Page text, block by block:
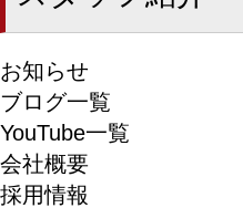
お知らせ
ブログ一覧
YouTube一覧
会社概要
採用情報